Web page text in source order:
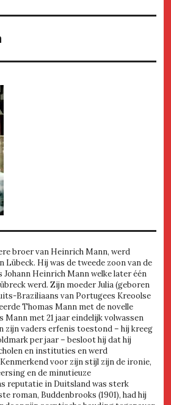
broer van Heinrich Mann, werd
Lübeck. Hij was de tweede zoon van de
Heinrich Mann welke later één
werd. Zijn moeder Julia (geboren
Braziliaans van Portugees Kreoolse
Thomas Mann met de novelle
Mann met 21 jaar eindelijk volwassen
zijn vaders erfenis toestond – hij kreeg
per jaar – besloot hij dat hij
en instituties en werd
voor zijn stijl zijn de ironie,
en de minutieuze
reputatie in Duitsland was sterk
roman, Buddenbrooks (1901), had hij